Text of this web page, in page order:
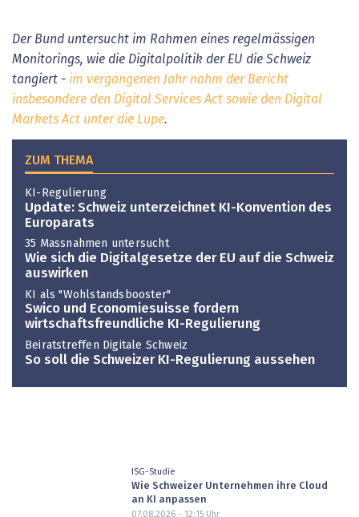
Der Bund untersucht im Rahmen eines regelmässigen
Monitorings, wie die Digitalpolitik der EU die Schweiz
tangiert - im vergangenen Jahr nahm der Bericht
insbesondere den Digital Services Act sowie den Digital
Markets Act unter die Lupe.
ZUM THEMA
KI-Regulierung
Update: Schweiz unterzeichnet KI-Konvention des
Europarats
35 Massnahmen untersucht
Wie sich die Digitalgesetze der EU auf die Schweiz
auswirken
KI als "Wohlstandsbooster"
Swico und Economiesuisse fordern
wirtschaftsfreundliche KI-Regulierung
Beiratstreffen Digitale Schweiz
So soll die Schweizer KI-Regulierung aussehen
ISG-Studie
Wie Schweizer Unternehmen ihre Cloud
an KI anpassen
07.08.2026 - 12:15Uhr